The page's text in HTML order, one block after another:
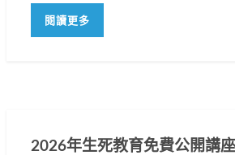
閱讀更多
2026年生死教育免費公開講